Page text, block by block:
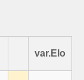
var.Elo